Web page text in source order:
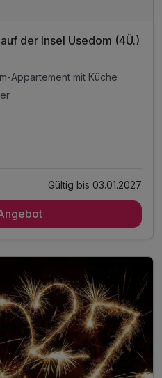
der Insel Usedom (4Ü.)
Appartement mit Küche
Gültig bis 03.01.2027